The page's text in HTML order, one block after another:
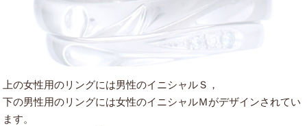
上の女性用のリングには男性のイニシャルＳ，
下の男性用のリングには女性のイニシャルＭがデザインされてい
ます。